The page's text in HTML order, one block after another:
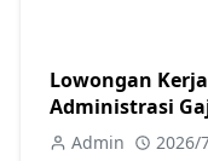
Lowongan
Administrasi
Admin 2026/